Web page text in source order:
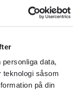
personliga data,
teknologi såsom
på din
ny syn på
Syftet